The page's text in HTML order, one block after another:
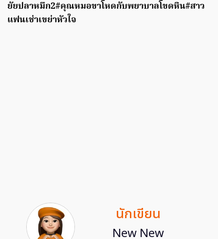
ยัยปลาหมึก2#คุณหมอขาโหดกับพยาบาลโขดหิน#สาว
แฟนเช่าเขย่าหัวใจ
นักเขียน
New New